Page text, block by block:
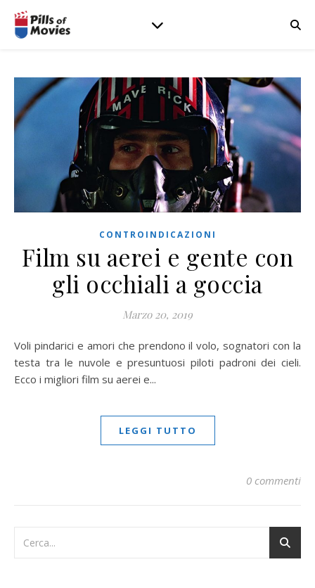
CONTROINDICAZIONI
Film su aerei e gente con
gli occhiali a goccia
Marzo 20, 2019
Voli pindarici e amori che prendono il volo, sognatori con la
testa tra le nuvole e presuntuosi piloti padroni dei cieli.
Ecco i migliori film su aerei e...
LEGGI TUTTO
0 commenti